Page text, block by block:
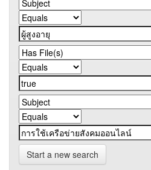
Start a new search